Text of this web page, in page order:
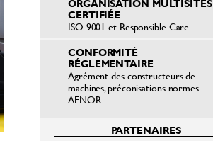
CERTIFIÉE
ISO 9001 et Responsible Care
CONFORMITÉ
RÉGLEMENTAIRE
Agrément des constructeurs de
machines, préconisations normes
AFNOR
PARTENAIRES